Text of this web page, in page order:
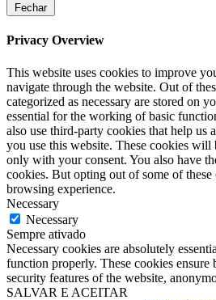
Fechar
Privacy Overview
This website uses cookies to improve
navigate through the website. Out of
categorized as necessary are stored on
essential for the working of basic
also use third-party cookies that help us
you use this website. These cookies
only with your consent. You also have
cookies. But opting out of some of
browsing experience.
Necessary
Necessary
Sempre ativado
Necessary cookies are absolutely
function properly. These cookies ensure
security features of the website,
SALVAR E ACEITAR